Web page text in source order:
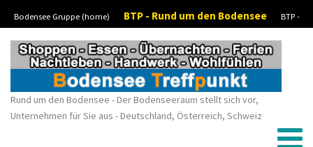
Bodensee Gruppe (home) BTP - Rund um den Bodensee
BTP -
Kleinanzeigen
Rund um den Bodensee - Der Bodenseeraum stellt sich vor,
Unternehmen für Sie aus - Deutschland, Österreich, Schweiz